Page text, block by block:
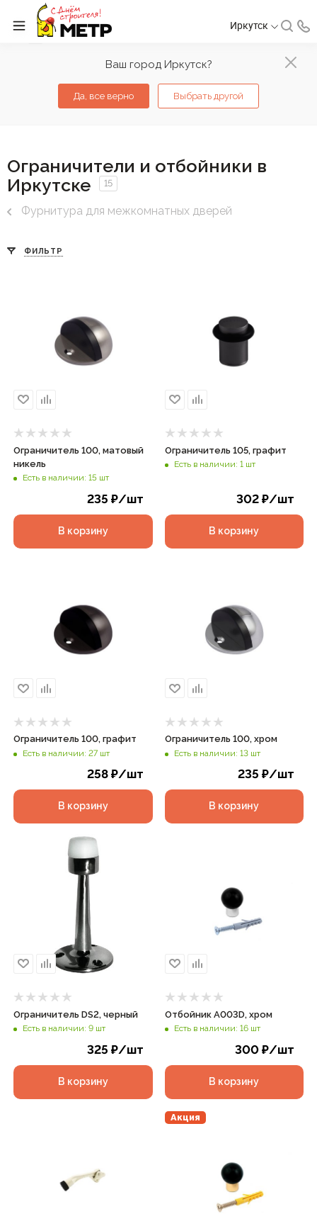
Ваш город Иркутск?
Да, все верно Выбрать другой
Иркутск
Ограничители и отбойники в
Иркутске
15
Фурнитура для межкомнатных дверей
ФИЛЬТР
Ограничитель 100, матовый
никель
Есть в наличии: 15 шт
235 ₽/шт
В корзину
Ограничитель 105, графит
Есть в наличии: 1 шт
302 ₽/шт
В корзину
Ограничитель 100, графит
Есть в наличии: 27 шт
258₽/шт
В корзину
Ограничитель 100, хром
Есть в наличии: 13 шт
235 ₽/шт
В корзину
Ограничитель DS2, черный
Есть в наличии: 9 шт
325 ₽/шт
В корзину
Отбойник А003D, хром
Есть в наличии: 16 шт
300 ₽/шт
В корзину
Акция